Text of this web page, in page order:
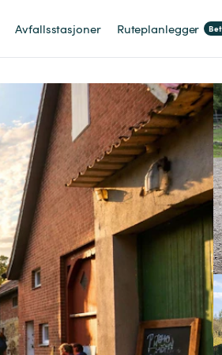
Avfallsstasjoner Ruteplanlegger